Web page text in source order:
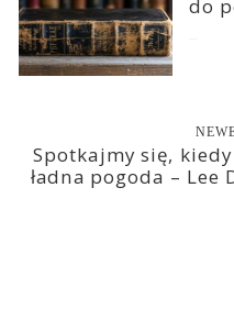
do
Spotkajmy się,
ładna pogoda – Lee